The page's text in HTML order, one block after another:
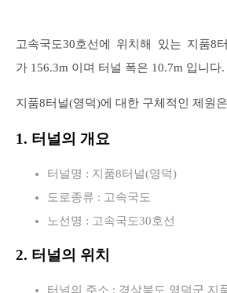
고속국도30호선에 위치해 있는 지품8
가 156.3m 이며 터널 폭은 10.7m 입니다.
지품8터널(영덕)에 대한 구체적인 제원
1. 터널의 개요
터널명 : 지품8터널(영덕)
도로종류 : 고속국도
노선명 : 고속국도30호선
2. 터널의 위치
터널의 주소 : 경상북도 영덕군 지